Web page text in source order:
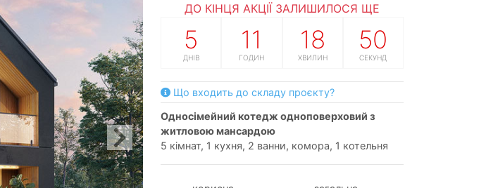
ДО КІНЦЯ АКЦІЇ ЗАЛИШИЛОСЯ ЩЕ
5
ДНІВ
11
ГОДИН
18
ХВИЛИН
49
СЕКУНД
Що входить до складу проєкту?
односімейний котедж одноповерховий з
житловою мансардою
5 кімнат, 1 кухня, 2 ванни, комора, 1 котельня